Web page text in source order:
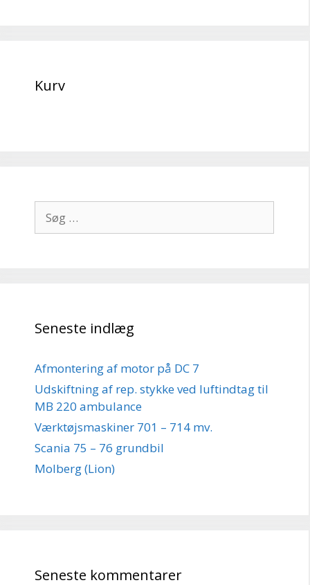
Kurv
efter:
Seneste indlæg
Afmontering af motor på DC 7
Udskiftning af rep. stykke ved luftindtag til
MB 220 ambulance
Værktøjsmaskiner 701 – 714 mv.
Scania 75 – 76 grundbil
Molberg (Lion)
Seneste kommentarer